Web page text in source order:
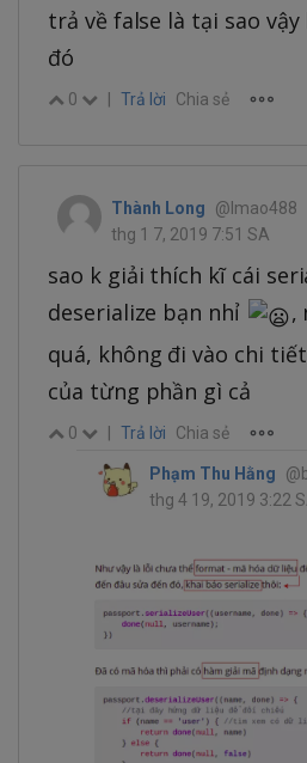
trả về false là tại sao
đó
0 Trả lời Chia sẻ
Thành Long
@lmao488
thg 1 7, 2019 7:51 SA
sao k giải thích kĩ cái
deserialize bạn nhỉ
,
quá, không đi vào chi
của từng phần gì cả
0 Trả lời Chia sẻ
Phạm Thu Hằng
thg 4 19, 2019 3:22